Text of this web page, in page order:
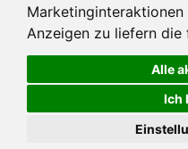
Anzeigen zu liefern die
Alle
Ich